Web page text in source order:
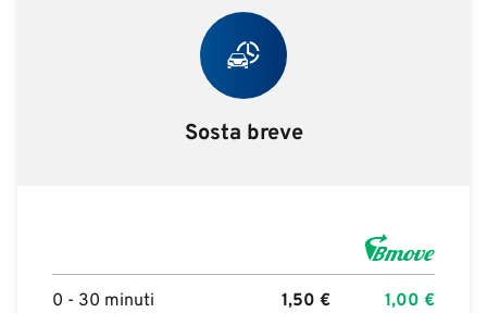
Sosta breve
0 - 30 minuti 1,50 € 1,00 €